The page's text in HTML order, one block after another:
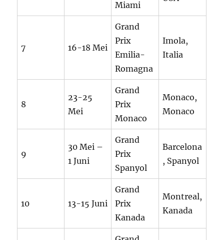
Miami
7 16-18 Mei
Grand
Prix
Emilia-
Romagna
Imola,
Italia
8
23-25
Mei
Grand
Prix
Monaco
Monaco,
Monaco
9
30 Mei –
1 Juni
Grand
Prix
Spanyol
Barcelona
, Spanyol
10 13-15 Juni
Grand
Prix
Kanada
Montreal,
Kanada